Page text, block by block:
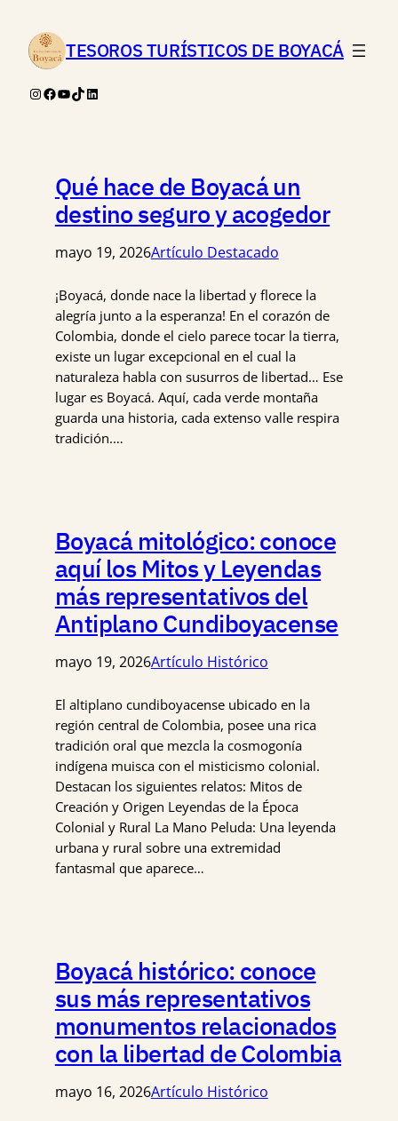
TESOROS TURÍSTICOS DE BOYACÁ
Instagram
Facebook
YouTube
TikTokLinkedIn
Qué hace de Boyacá un
destino seguro y acogedor
mayo 19, 2026Artículo Destacado
¡Boyacá, donde nace la libertad y florece la
alegría junto a la esperanza! En el corazón de
Colombia, donde el cielo parece tocar la tierra,
existe un lugar excepcional en el cual la
naturaleza habla con susurros de libertad… Ese
lugar es Boyacá. Aquí, cada verde montaña
guarda una historia, cada extenso valle respira
tradición.…
Boyacá mitológico: conoce
aquí los Mitos y Leyendas
más representativos del
Antiplano Cundiboyacense
mayo 19, 2026Artículo Histórico
El altiplano cundiboyacense ubicado en la
región central de Colombia, posee una rica
tradición oral que mezcla la cosmogonía
indígena muisca con el misticismo colonial.
Destacan los siguientes relatos: Mitos de
Creación y Origen Leyendas de la Época
Colonial y Rural La Mano Peluda: Una leyenda
urbana y rural sobre una extremidad
fantasmal que aparece…
Boyacá histórico: conoce
sus más representativos
monumentos relacionados
con la libertad de Colombia
mayo 16, 2026Artículo Histórico